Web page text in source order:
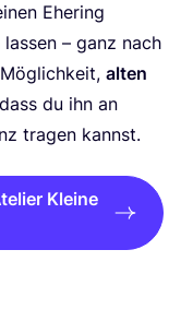
Ehe­ring
– ganz nach
alten
du ihn an
tra­gen kannst.
Kleine